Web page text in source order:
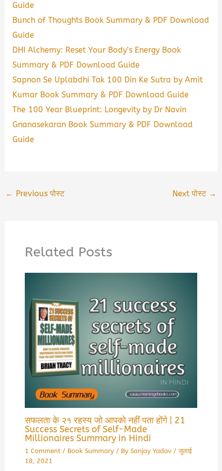
Guide
Bunch of Thoughts Book Summary & PDF Download
Guide
DHI Alchemy: Reset Your Body’s Energy Book
Summary & PDF Download Guide
Sapnon Se Uplabdhi Tak 100 Din Ke Sutra by Amit
Kumar Book Summary & PDF Download Guide
The 100 Year Blueprint: Longevity by Dr Navin
Gnanasekaran Book Summary & PDF Download
Guide
← Previous पोस्ट Next पोस्ट →
Related Posts
सफलता के २१ रहस्य जो आपको नहीं पता होंगे | 21
Success Secrets of Self-Made
Millionaires Summary in Hindi
1 Comment / Book Summary/ By Sanjay Yadav /जुलाई
18, 2021